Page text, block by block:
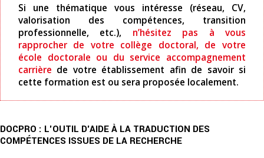
Si une thématique vous intéresse (réseau, CV,
valorisation des compétences, transition
professionnelle, etc.), n’hésitez pas à vous
rapprocher de votre collège doctoral, de votre
école doctorale ou du service accompagnement
carrière de votre établissement afin de savoir si
cette formation est ou sera proposée localement.
DOCPRO : L'OUTIL D'AIDE À LA TRADUCTION DES
COMPÉTENCES ISSUES DE LA RECHERCHE